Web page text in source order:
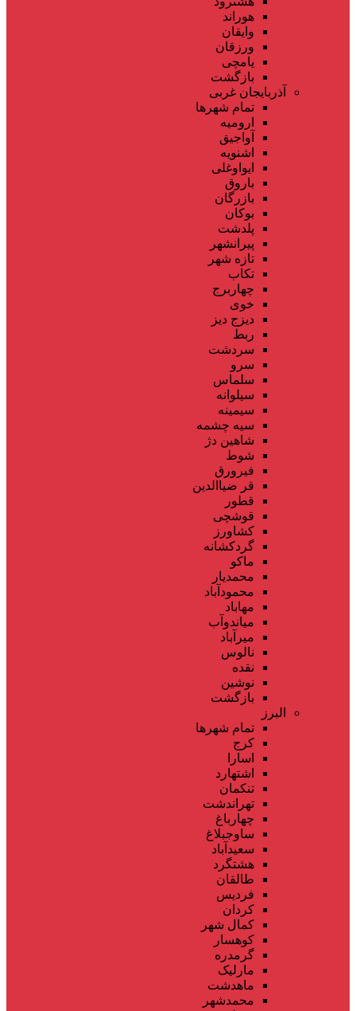
هوراند
وایقان
ورزقان
یامچی
بازگشت
آذربایجان غربی
تمام شهر‌ها
ارومیه
آواجیق
اشنویه
ایواوغلی
باروق
بازرگان
بوکان
پلدشت
پیرانشهر
تازه شهر
تکاب
چهاربرج
خوی
دیزج دیز
ربط
سردشت
سرو
سلماس
سیلوانه
سیمینه
سیه چشمه
شاهین دژ
شوط
فیرورق
قر ضیاالدین
قطور
قوشچی
کشاورز
گردکشانه
ماکو
محمدیار
محمودآباد
مهاباد
میاندوآب
میرآباد
نالوس
نقده
نوشین
بازگشت
البرز
تمام شهر‌ها
کرج
اسارا
اشتهارد
تنکمان
تهراندشت
چهارباغ
ساوجبلاغ
سعیدآباد
هشتگرد
طالقان
فردیس
کردان
کمال شهر
کوهسار
گرمدره
مارلیک
ماهدشت
محمدشهر